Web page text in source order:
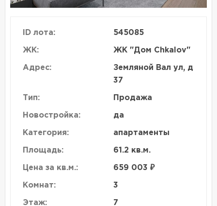
ID лота: 545085
ЖК: ЖК "Дом Chkalov"
Адрес:
Земляной Вал ул, д
37
Тип: Продажа
Новостройка: да
Категория: апартаменты
Площадь: 61.2 кв.м.
Цена за кв.м.: 659 003 ₽
Комнат: 3
Этаж: 7